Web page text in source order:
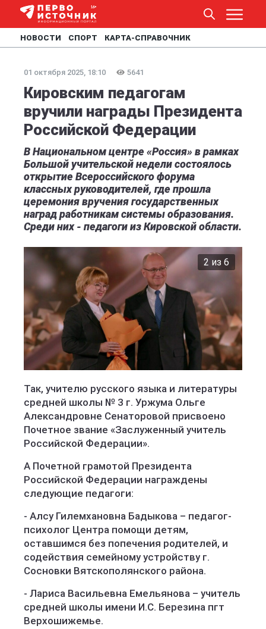
НОВОСТИ СПОРТ КАРТА-СПРАВОЧНИК
01 октября 2025, 18:10 5641
Кировским педагогам
вручили награды Президента
Российской Федерации
В Национальном центре «Россия» в рамках
Большой учительской недели состоялось
открытие Всероссийского форума
классных руководителей, где прошла
церемония вручения государственных
наград работникам системы образования.
Среди них - педагоги из Кировской области.
2 из 6
Министерство образования Кировской области
Так, учителю русского языка и литературы
средней школы № 3 г. Уржума Ольге
Александровне Сенаторовой присвоено
Почетное звание «Заслуженный учитель
Российской Федерации».
А Почетной грамотой Президента
Российской Федерации награждены
следующие педагоги:
- Алсу Гилемхановна Бадыкова – педагог-
психолог Центра помощи детям,
оставшимся без попечения родителей, и
содействия семейному устройству г.
Сосновки Вятскополянского района.
- Лариса Васильевна Емельянова – учитель
средней школы имени И.С. Березина пгт
Верхошижемье.